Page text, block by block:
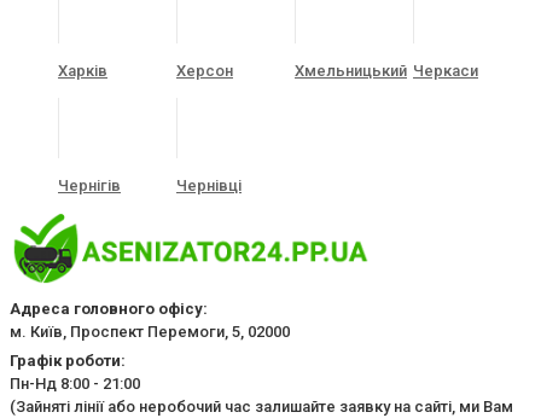
Харків Херсон Хмельницький Черкаси
Чернігів Чернівці
Адреса головного офісу:
м. Київ, Проспект Перемоги, 5, 02000
Графік роботи:
Пн-Нд 8:00 - 21:00
(Зайняті лінії або неробочий час залишайте заявку на сайті, ми Вам